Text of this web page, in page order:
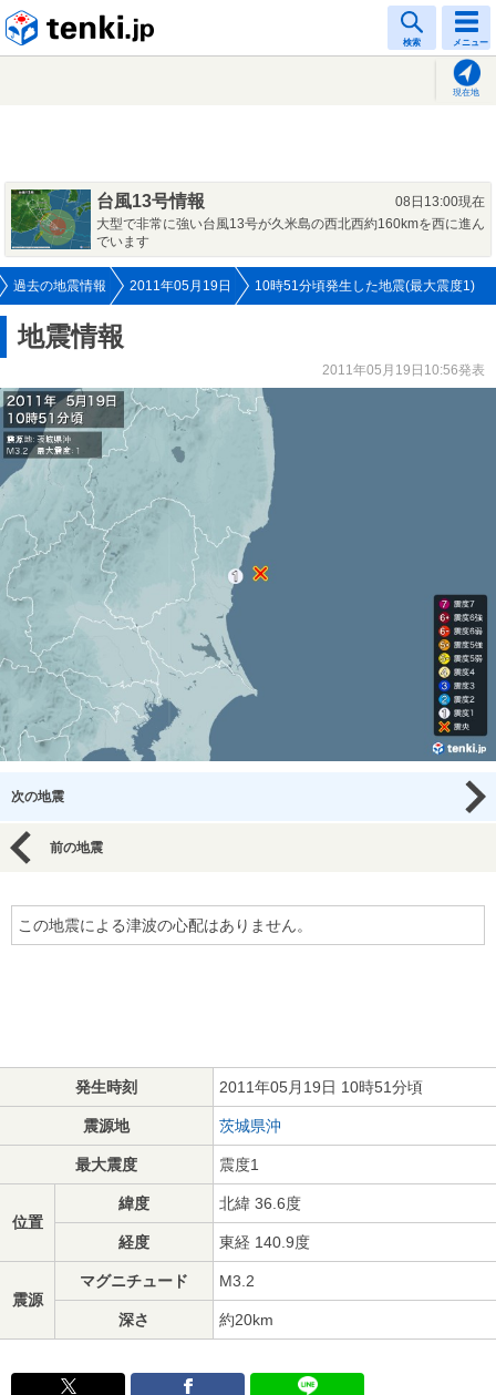
検索 メニュー
現在地
台風13号情報
08日13:00現在
大型で非常に強い台風13号が久米島の西北西約160kmを西に進ん
でいます
過去の地震情報 2011年05月19日 10時51分頃発生した地震(最大震度1)
地震情報
2011年05月19日10:56発表
次の地震
前の地震
この地震による津波の心配はありません。
発生時刻 2011年05月19日 10時51分頃
震源地 茨城県沖
最大震度 震度1
位置
緯度 北緯 36.6度
経度 東経 140.9度
震源
マグニチュード M3.2
深さ 約20km